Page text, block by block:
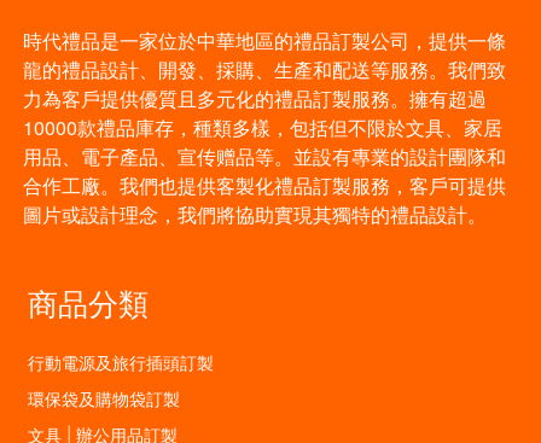
時代禮品是一家位於中華地區的禮品訂製公司，提供一條
龍的禮品設計、開發、採購、生產和配送等服務。我們致
力為客戶提供優質且多元化的禮品訂製服務。擁有超過
10000款禮品庫存，種類多樣，包括但不限於文具、家居
用品、電子產品、宣传赠品等。並設有專業的設計團隊和
合作工廠。我們也提供客製化禮品訂製服務，客戶可提供
圖片或設計理念，我們將協助實現其獨特的禮品設計。
商品分類
行動電源及旅行插頭訂製
環保袋及購物袋訂製
文具 | 辦公用品訂製